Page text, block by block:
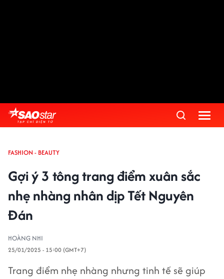
FASHION - BEAUTY
Gợi ý 3 tông trang điểm xuân sắc
nhẹ nhàng nhân dịp Tết Nguyên
Đán
HOÀNG NHI
25/01/2025 - 15:00 (GMT+7)
Trang điểm nhẹ nhàng nhưng tinh tế sẽ giúp